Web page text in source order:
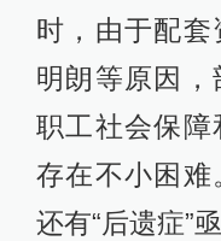
时，由于配
明朗等原因
职工社会保障
存在不小困难
还有“后遗症”